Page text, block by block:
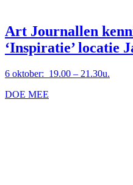
Art Journallen
‘Inspiratie’ locatie
6 oktober: 19.00 – 21.30u.
DOE MEE